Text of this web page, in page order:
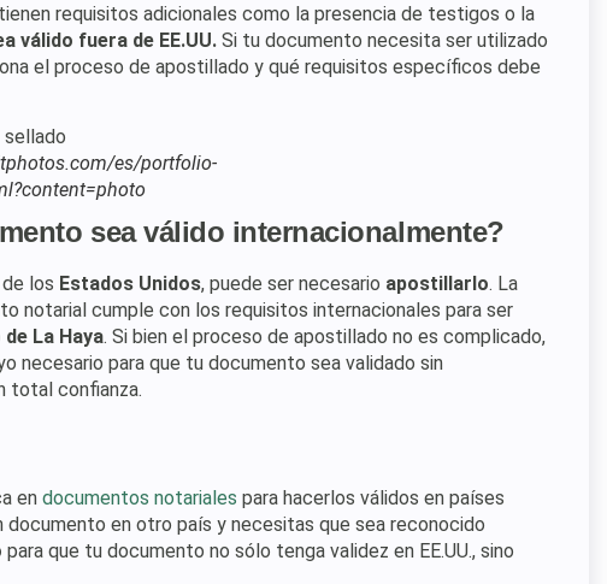
requisitos adicionales como la presencia de testigos o la
válido fuera de EE.UU. Si tu documento necesita ser utilizado
el proceso de apostillado y qué requisitos específicos debe
es/portfolio-
sea válido internacionalmente?
los Estados Unidos, puede ser necesario apostillarlo. La
notarial cumple con los requisitos internacionales para ser
La Haya. Si bien el proceso de apostillado no es complicado,
necesario para que tu documento sea validado sin
total confianza.
en documentos notariales para hacerlos válidos en países
en otro país y necesitas que sea reconocido
para que tu documento no sólo tenga validez en EE.UU., sino